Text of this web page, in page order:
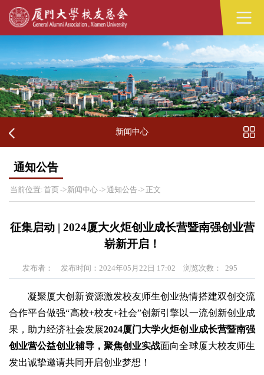
新闻中心
通知公告
当前位置:首页->新闻中心->通知公告-> 正文
征集启动 | 2024厦大火炬创业成长营暨南强创业营
崭新开启！
发布者： 发布时间：2024年05月22日 17:02 浏览次数： 295
凝聚厦大创新资源激发校友师生创业热情搭建双创交流
合作平台做强“高校+校友+社会”创新引擎以一流创新创业成
果，助力经济社会发展2024厦门大学火炬创业成长营暨南强
创业营公益创业辅导，聚焦创业实战面向全球厦大校友师生
发出诚挚邀请共同开启创业梦想！